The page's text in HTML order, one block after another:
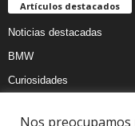
Artículos destacados
Noticias destacadas
BMW
Curiosidades
Nos